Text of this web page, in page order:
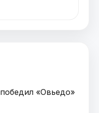
«Овьедо»